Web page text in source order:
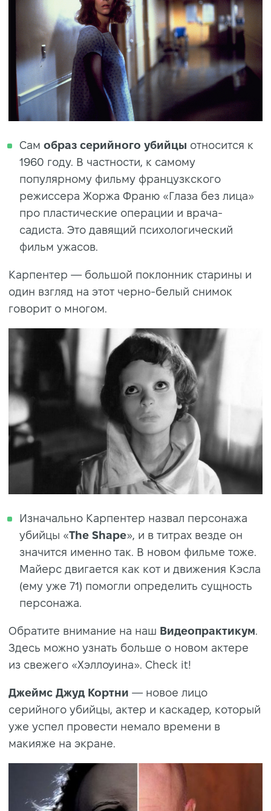
Сам образ серийного убийцы относится к
1960 году. В частности, к самому
популярному фильму французкского
режиссера Жоржа Франю «Глаза без лица»
про пластические операции и врача-
садиста. Это давящий психологический
фильм ужасов.
Карпентер — большой поклонник старины и
один взгляд на этот черно-белый снимок
говорит о многом.
Изначально Карпентер назвал персонажа
убийцы «The Shape», и в титрах везде он
значится именно так. В новом фильме тоже.
Майерс двигается как кот и движения Кэсла
(ему уже 71) помогли определить сущность
персонажа.
Обратите внимание на наш Видеопрактикум
Здесь можно узнать больше о новом актере
из свежего «Хэллоуина». Check it!
Джеймс Джуд Кортни — новое лицо
серийного убийцы, актер и каскадер, который
уже успел провести немало времени в
макияже на экране.